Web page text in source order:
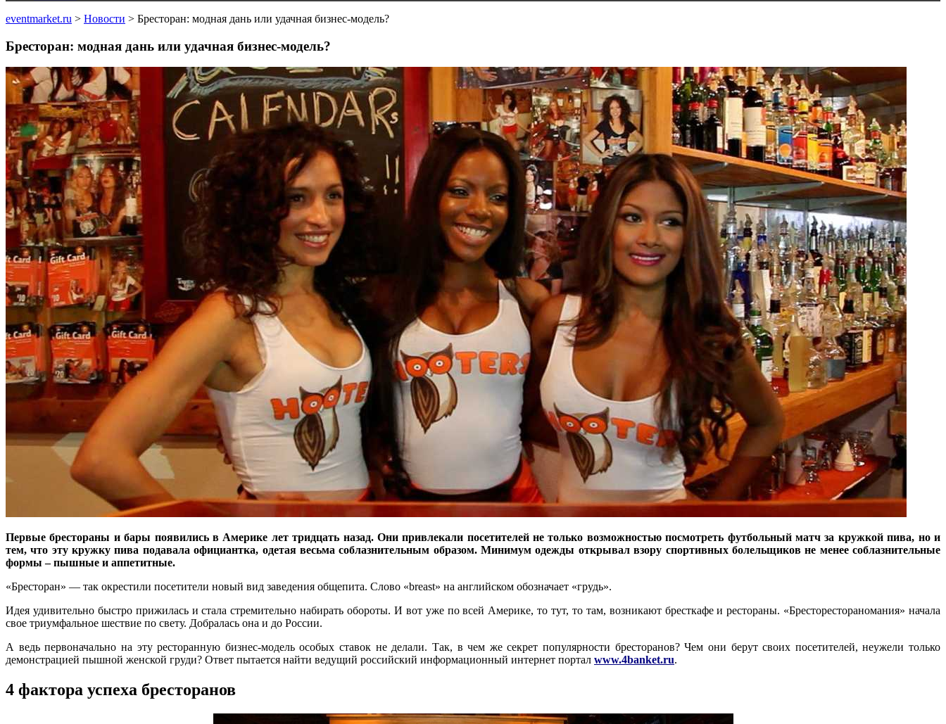
eventmarket.ru > Новости > Бресторан: модная дань или удачная бизнес-модель?
Бресторан: модная дань или удачная бизнес-модель?
Первые брестораны и бары появились в Америке лет тридцать назад. Они привлекали посетителей не только возможностью посмотреть футбольный матч за кружкой пива, но и
тем, что эту кружку пива подавала официантка, одетая весьма соблазнительным образом. Минимум одежды открывал взору спортивных болельщиков не менее соблазнительные
формы – пышные и аппетитные.
«Бресторан» — так окрестили посетители новый вид заведения общепита. Слово «breast» на английском обозначает «грудь».
Идея удивительно быстро прижилась и стала стремительно набирать обороты. И вот уже по всей Америке, то тут, то там, возникают бресткафе и рестораны. «Бресторестораномания» начала
свое триумфальное шествие по свету. Добралась она и до России.
А ведь первоначально на эту ресторанную бизнес-модель особых ставок не делали. Так, в чем же секрет популярности бресторанов? Чем они берут своих посетителей, неужели только
демонстрацией пышной женской груди? Ответ пытается найти ведущий российский информационный интернет портал www.4banket.ru.
4 фактора успеха бресторанов